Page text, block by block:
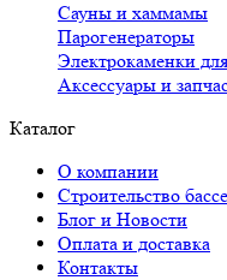
Сауны и хаммамы
Парогенераторы
Электрокаменки
Аксессуары и
Каталог
О компании
Строительство
Блог и Новости
Оплата и доставка
Контакты